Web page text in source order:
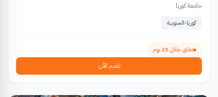
جامعة كوريا
كوريا-الجنوبية
تغلق خلال 25 يوم
تقدم الآن